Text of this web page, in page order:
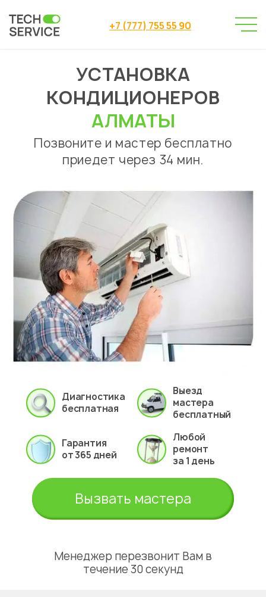
+7 (777) 755 55 90
Сервисный центр
→
Ремонт кондиционеров
Установка кондиционеров
УСТАНОВКА
КОНДИЦИОНЕРОВ
АЛМАТЫ
Позвоните и мастер бесплатно
приедет через 34 мин.
Диагностика
бесплатная
Выезд
мастера
бесплатный
Гарантия
от 365 дней
Любой
ремонт
за 1 день
Вызвать мастера
Менеджер перезвонит Вам в
течение 30 секунд